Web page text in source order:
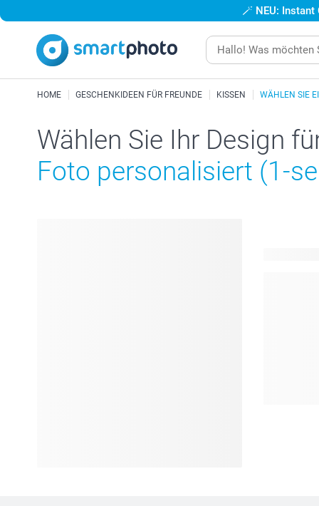
🪄 NEU:
HOME GESCHENKIDEEN FÜR FREUNDE KISSEN WÄHLEN SIE
Wählen Sie Ihr Design
Foto personalisiert (1-